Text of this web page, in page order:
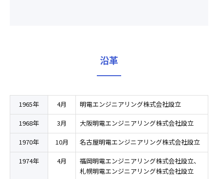
沿革
1965年 4月 明電エンジニアリング株式会社設立
1968年 3月 大阪明電エンジニアリング株式会社設立
1970年 10月 名古屋明電エンジニアリング株式会社設立
1974年 4月
福岡明電エンジニアリング株式会社設立、
札幌明電エンジニアリング株式会社設立